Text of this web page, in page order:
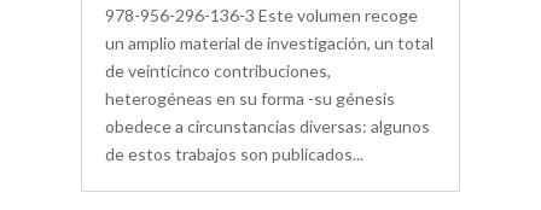
978-956-296-136-3 Este volumen recoge
un amplio material de investigación, un total
de veinticinco contribuciones,
heterogéneas en su forma -su génesis
obedece a circunstancias diversas: algunos
de estos trabajos son publicados...